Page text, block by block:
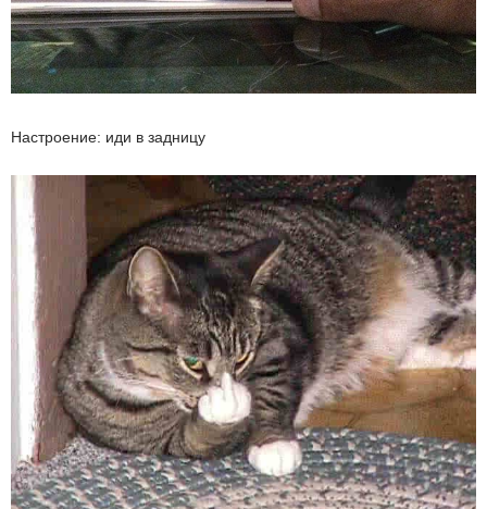
Настроение: иди в задницу